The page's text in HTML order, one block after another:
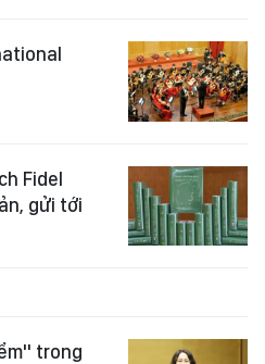
Fidel
gửi tới
trong